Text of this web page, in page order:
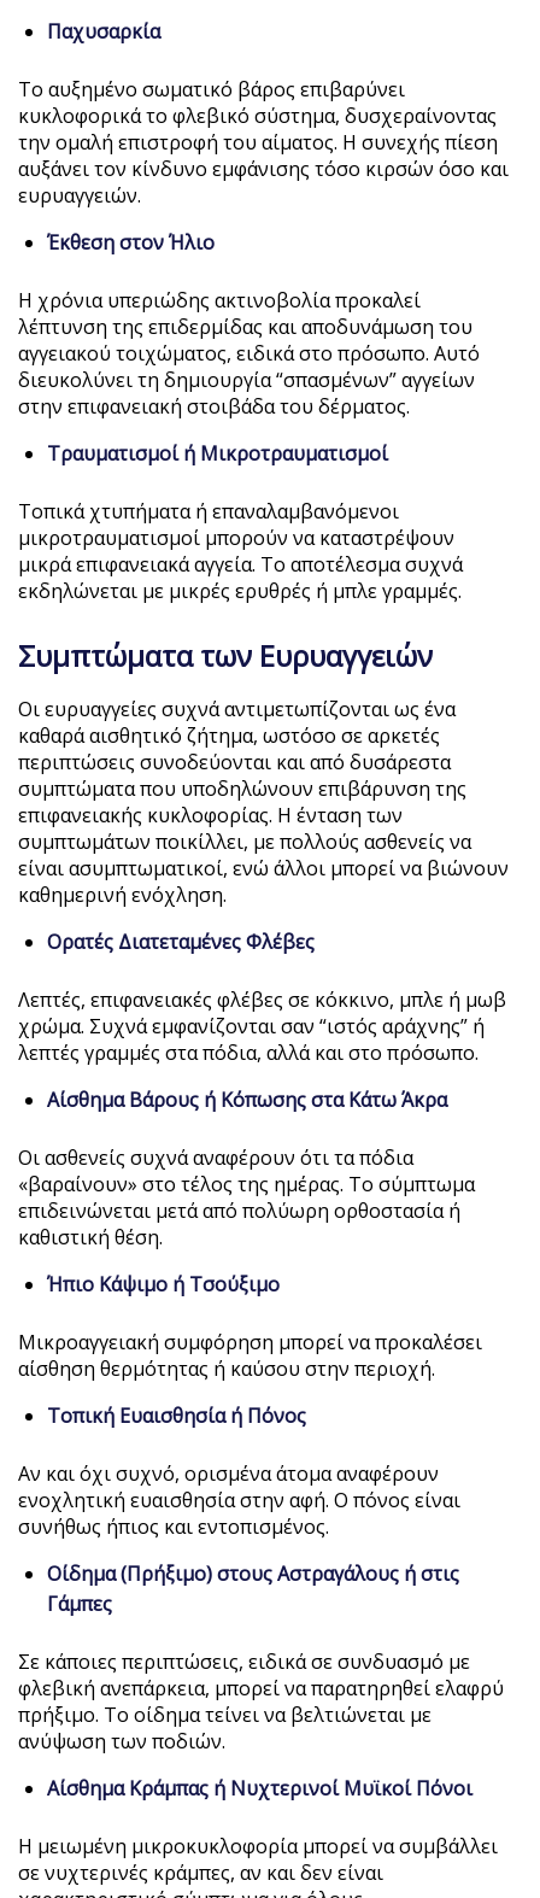
Παχυσαρκία
Το αυξημένο σωματικό βάρος επιβαρύνει
κυκλοφορικά το φλεβικό σύστημα, δυσχεραίνοντας
την ομαλή επιστροφή του αίματος. Η συνεχής πίεση
αυξάνει τον κίνδυνο εμφάνισης τόσο κιρσών όσο και
ευρυαγγειών.
Έκθεση στον Ήλιο
Η χρόνια υπεριώδης ακτινοβολία προκαλεί
λέπτυνση της επιδερμίδας και αποδυνάμωση του
αγγειακού τοιχώματος, ειδικά στο πρόσωπο. Αυτό
διευκολύνει τη δημιουργία “σπασμένων” αγγείων
στην επιφανειακή στοιβάδα του δέρματος.
Τραυματισμοί ή Μικροτραυματισμοί
Τοπικά χτυπήματα ή επαναλαμβανόμενοι
μικροτραυματισμοί μπορούν να καταστρέψουν
μικρά επιφανειακά αγγεία. Το αποτέλεσμα συχνά
εκδηλώνεται με μικρές ερυθρές ή μπλε γραμμές.
Συμπτώματα των Ευρυαγγειών
Οι ευρυαγγείες συχνά αντιμετωπίζονται ως ένα
καθαρά αισθητικό ζήτημα, ωστόσο σε αρκετές
περιπτώσεις συνοδεύονται και από δυσάρεστα
συμπτώματα που υποδηλώνουν επιβάρυνση της
επιφανειακής κυκλοφορίας. Η ένταση των
συμπτωμάτων ποικίλλει, με πολλούς ασθενείς να
είναι ασυμπτωματικοί, ενώ άλλοι μπορεί να βιώνουν
καθημερινή ενόχληση.
Ορατές Διατεταμένες Φλέβες
Λεπτές, επιφανειακές φλέβες σε κόκκινο, μπλε ή μωβ
χρώμα. Συχνά εμφανίζονται σαν “ιστός αράχνης” ή
λεπτές γραμμές στα πόδια, αλλά και στο πρόσωπο.
Αίσθημα Βάρους ή Κόπωσης στα Κάτω Άκρα
Οι ασθενείς συχνά αναφέρουν ότι τα πόδια
«βαραίνουν» στο τέλος της ημέρας. Το σύμπτωμα
επιδεινώνεται μετά από πολύωρη ορθοστασία ή
καθιστική θέση.
Ήπιο Κάψιμο ή Τσούξιμο
Μικροαγγειακή συμφόρηση μπορεί να προκαλέσει
αίσθηση θερμότητας ή καύσου στην περιοχή.
Τοπική Ευαισθησία ή Πόνος
Αν και όχι συχνό, ορισμένα άτομα αναφέρουν
ενοχλητική ευαισθησία στην αφή. Ο πόνος είναι
συνήθως ήπιος και εντοπισμένος.
Οίδημα (Πρήξιμο) στους Αστραγάλους ή στις
Γάμπες
Σε κάποιες περιπτώσεις, ειδικά σε συνδυασμό με
φλεβική ανεπάρκεια, μπορεί να παρατηρηθεί ελαφρύ
πρήξιμο. Το οίδημα τείνει να βελτιώνεται με
ανύψωση των ποδιών.
Αίσθημα Κράμπας ή Νυχτερινοί Μυϊκοί Πόνοι
Η μειωμένη μικροκυκλοφορία μπορεί να συμβάλλει
σε νυχτερινές κράμπες, αν και δεν είναι